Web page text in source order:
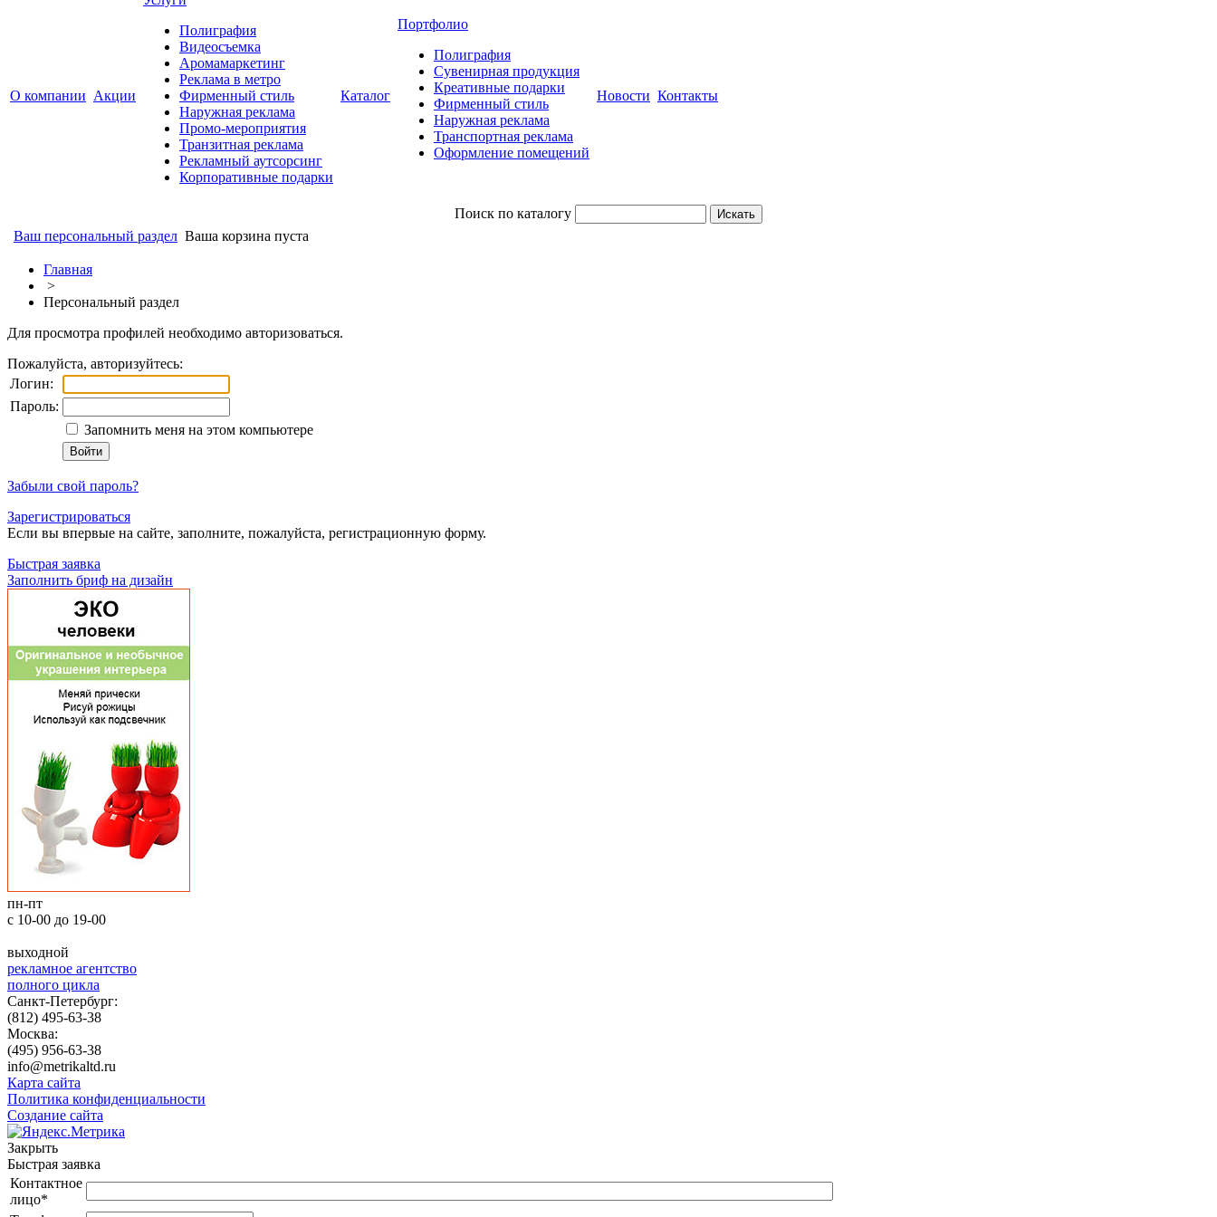
О компании Акции
Полиграфия
Видеосъемка
Аромамаркетинг
Реклама в метро
Фирменный стиль
Наружная реклама
Промо-мероприятия
Транзитная реклама
Рекламный аутсорсинг
Корпоративные подарки
Каталог
Портфолио
Полиграфия
Сувенирная продукция
Креативные подарки
Фирменный стиль
Наружная реклама
Транспортная реклама
Оформление помещений
Новости Контакты
Поиск по каталогу
Ваш персональный раздел Ваша корзина пуста
Главная
>
Персональный раздел
Для просмотра профилей необходимо авторизоваться.
Пожалуйста, авторизуйтесь:
Логин:
Пароль:
Запомнить меня на этом компьютере
Забыли свой пароль?
Зарегистрироваться
Если вы впервые на сайте, заполните, пожалуйста, регистрационную форму.
Быстрая заявка
Заполнить бриф на дизайн
пн-пт
с 10-00 до 19-00
выходной
рекламное агентство
полного цикла
Санкт-Петербург:
(812) 495-63-38
Москва:
(495) 956-63-38
info@metrikaltd.ru
Карта сайта
Политика конфиденциальности
Создание сайта
Закрыть
Быстрая заявка
Контактное
лицо*